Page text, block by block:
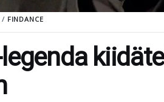
/ FINDANCE
legenda